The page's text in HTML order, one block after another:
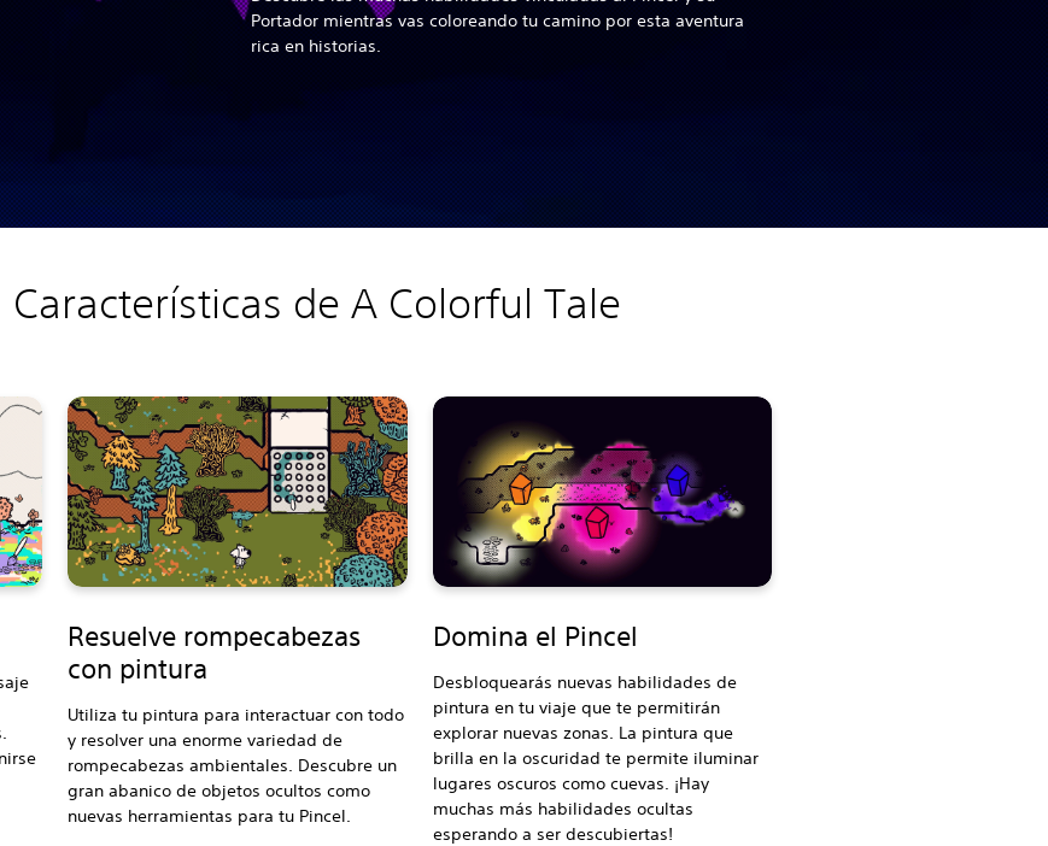
Portador mientras vas coloreando tu camino por esta aventura
rica en historias.
Características de A Colorful Tale
Resuelve rompecabezas
con pintura
Utiliza tu pintura para interactuar con todo
y resolver una enorme variedad de
rompecabezas ambientales. Descubre un
gran abanico de objetos ocultos como
nuevas herramientas para tu Pincel.
Domina el Pincel
Desbloquearás nuevas habilidades de
pintura en tu viaje que te permitirán
explorar nuevas zonas. La pintura que
brilla en la oscuridad te permite iluminar
lugares oscuros como cuevas. ¡Hay
muchas más habilidades ocultas
esperando a ser descubiertas!